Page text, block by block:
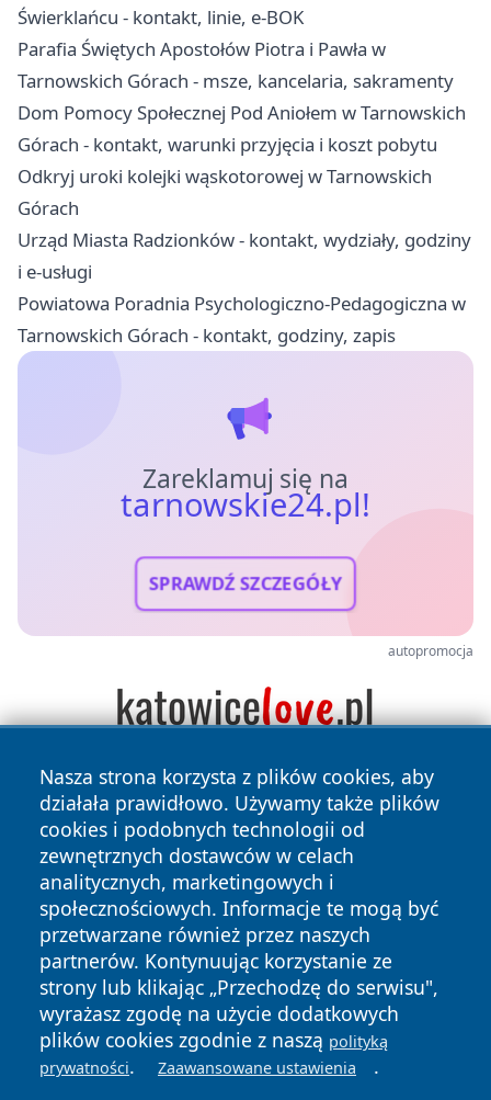
Świerklańcu - kontakt, linie, e-BOK
Parafia Świętych Apostołów Piotra i Pawła w
Tarnowskich Górach - msze, kancelaria, sakramenty
Dom Pomocy Społecznej Pod Aniołem w Tarnowskich
Górach - kontakt, warunki przyjęcia i koszt pobytu
Odkryj uroki kolejki wąskotorowej w Tarnowskich
Górach
Urząd Miasta Radzionków - kontakt, wydziały, godziny
i e-usługi
Powiatowa Poradnia Psychologiczno-Pedagogiczna w
Tarnowskich Górach - kontakt, godziny, zapis
Zareklamuj się na
tarnowskie24.pl!
SPRAWDŹ SZCZEGÓŁY
autopromocja
Nasza strona korzysta z plików cookies, aby
działała prawidłowo. Używamy także plików
cookies i podobnych technologii od
zewnętrznych dostawców w celach
analitycznych, marketingowych i
społecznościowych. Informacje te mogą być
przetwarzane również przez naszych
partnerów. Kontynuując korzystanie ze
strony lub klikając „Przechodzę do serwisu",
wyrażasz zgodę na użycie dodatkowych
plików cookies zgodnie z naszą polityką
prywatności. Zaawansowane ustawienia .
Copyright © 2026 tarnowskie24.pl Wszystkie prawa
zastrzeżone.
News Autorzy
Polityka
Prywatności
Polityka
Cookies